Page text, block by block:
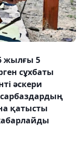
жылғы 5
сұхбаты
әскери
қатысты